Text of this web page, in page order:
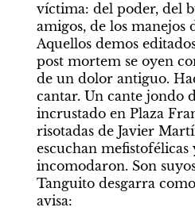
víctima: del poder, del
amigos, de los manejos
Aquellos demos
post mortem se oyen
de un dolor antiguo.
cantar. Un cante jondo
incrustado en Plaza
risotadas de Javier
escuchan
incomodaron. Son
Tanguito desgarra
avisa: